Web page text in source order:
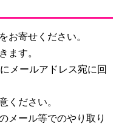
お寄せください。
ます。
メールアドレス宛に回
ください。
メール等でのやり取り